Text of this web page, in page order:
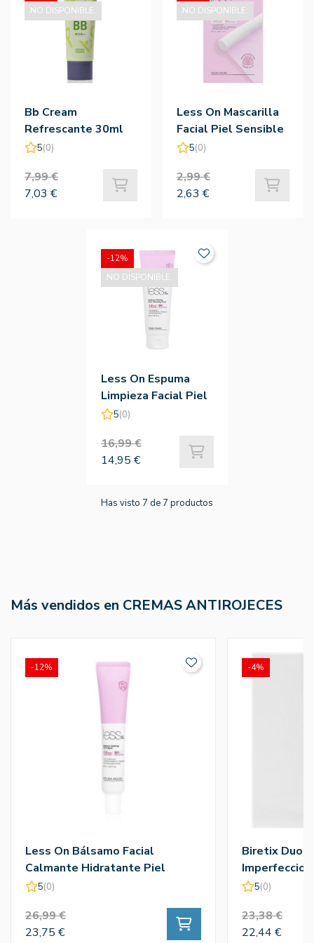
Bb Cream
Refrescante 30ml
Spf 25. Pa++ -
5(0)
7,99 €
7,03 €
NO DISPONIBLE.
Less On Mascarilla
Facial Piel Sensible
Rojeces - Holika
5(0)
2,99 €
2,63 €
NO DISPONIBLE.
Less On Espuma
Limpieza Facial Piel
Sensible Rojeces -
5(0)
16,99 €
14,95 €
-12%
NO DISPONIBLE.
Has visto 7 de 7 productos
Más vendidos en CREMAS ANTIROJECES
Less On Bálsamo Facial
Calmante Hidratante Piel
Sensible Rojeces - Holika
5(0)
26,99 €
23,75 €
-12%
Biretix Duo
Cantabria
5(0)
23,38 €
22,44 €
-4%